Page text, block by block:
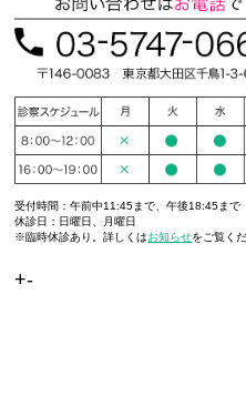
受付時間：午前中11:45まで、午後18:45まで
休診日：日曜日、月曜日
※臨時休診あり。詳しくはお知らせをご覧く
+-